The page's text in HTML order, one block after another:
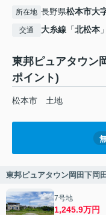
所在地 長野県松本市大
交通 大糸線 「北松本
東邦ピュアタウン
ポイント)
松本市 土地
東邦ピュアタウン岡田下岡
7号地
1,245.9万円